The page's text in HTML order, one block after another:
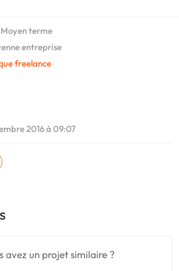
terme
entreprise
freelance
2016 à 09:07
avez un projet similaire ?